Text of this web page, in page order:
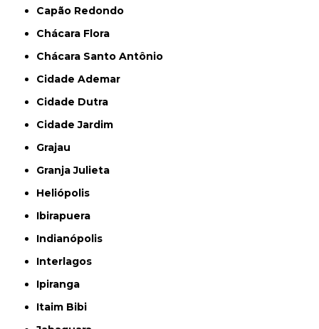
Capão Redondo
Chácara Flora
Chácara Santo Antônio
Cidade Ademar
Cidade Dutra
Cidade Jardim
Grajau
Granja Julieta
Heliópolis
Ibirapuera
Indianópolis
Interlagos
Ipiranga
Itaim Bibi